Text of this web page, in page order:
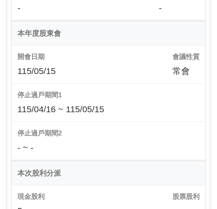
- -
本年度股東會
開會日期
115/05/15
會議性質
常會
停止過戶期間1
115/04/16 ~ 115/05/15
停止過戶期間2
- ~ -
本次股利分派
現金股利 股票股利